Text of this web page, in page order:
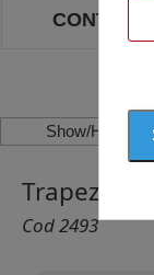
CONTACT
Show/Hide
Trapezitsa
Cod 2493